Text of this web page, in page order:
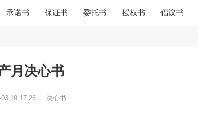
承诺书 保证书 委托书 授权书 倡议书
月决心书
19:17:26 决心书